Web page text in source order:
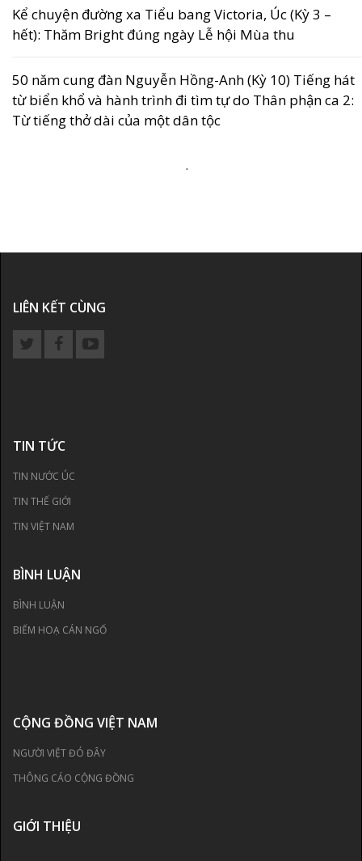
Kể chuyện đường xa Tiểu bang Victoria, Úc (Kỳ 3 –
hết): Thăm Bright đúng ngày Lễ hội Mùa thu
50 năm cung đàn Nguyễn Hồng-Anh (Kỳ 10) Tiếng hát
từ biển khổ và hành trình đi tìm tự do Thân phận ca 2:
Từ tiếng thở dài của một dân tộc
.
LIÊN KẾT CÙNG
TIN TỨC
TIN NƯỚC ÚC
TIN THẾ GIỚI
TIN VIỆT NAM
BÌNH LUẬN
BÌNH LUẬN
BIẾM HOẠ CÁN NGỐ
CỘNG ĐỒNG VIỆT NAM
NGƯỜI VIỆT ĐÓ ĐÂY
THÔNG CÁO CỘNG ĐỒNG
GIỚI THIỆU